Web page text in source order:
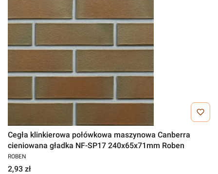
Cegła klinkierowa połówkowa maszynowa Canberra
cieniowana gładka NF-SP17 240x65x71mm Roben
ROBEN
2,93 zł